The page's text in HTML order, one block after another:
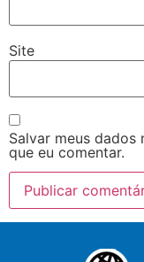
Site
Salvar meus
que eu comentar.